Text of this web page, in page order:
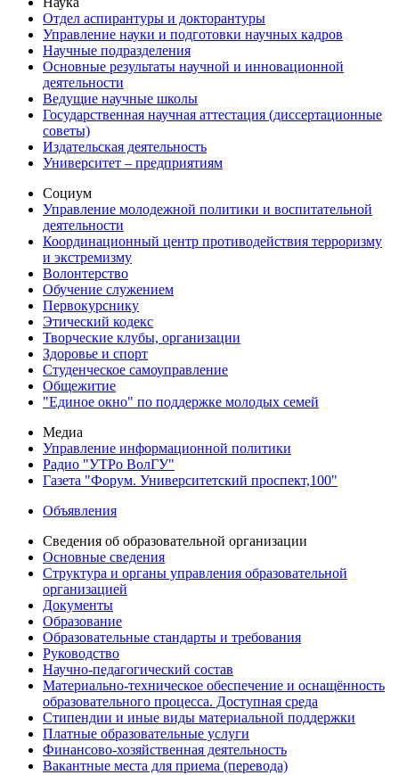
Отдел аспирантуры и докторантуры
Управление науки и подготовки научных кадров
Научные подразделения
Основные результаты научной и инновационной
деятельности
Ведущие научные школы
Государственная научная аттестация (диссертационные
советы)
Издательская деятельность
Университет – предприятиям
Социум
Управление молодежной политики и воспитательной
деятельности
Координационный центр противодействия терроризму
и экстремизму
Волонтерство
Обучение служением
Первокурснику
Этический кодекс
Творческие клубы, организации
Здоровье и спорт
Студенческое самоуправление
Общежитие
"Единое окно" по поддержке молодых семей
Медиа
Управление информационной политики
Радио "УТРо ВолГУ"
Газета "Форум. Университетский проспект,100"
Объявления
Сведения об образовательной организации
Основные сведения
Структура и органы управления образовательной
организацией
Документы
Образование
Образовательные стандарты и требования
Руководство
Научно-педагогический состав
Материально-техническое обеспечение и оснащённость
образовательного процесса. Доступная среда
Стипендии и иные виды материальной поддержки
Платные образовательные услуги
Финансово-хозяйственная деятельность
Вакантные места для приема (перевода)